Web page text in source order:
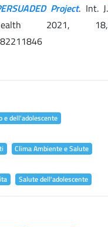
Project. Int. J.
2021, 18,
e dell'adolescente
Clima Ambiente e Salute
Salute dell'adolescente